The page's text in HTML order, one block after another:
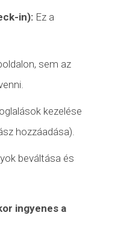
in): Ez a
sem az
kezelése
hozzáadása).
beváltása és
ingyenes a